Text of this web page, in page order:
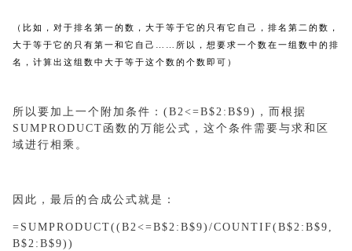
（比如，对于排名第一的数，大于等于它的只有它自己，排名第二的数，
大于等于它的只有第一和它自己……所以，想要求一个数在一组数中的排
名，计算出这组数中大于等于这个数的个数即可）
所以要加上一个附加条件：(B2<=B$2:B$9)，而根据
SUMPRODUCT函数的万能公式，这个条件需要与求和区
域进行相乘。
因此，最后的合成公式就是：
=SUMPRODUCT((B2<=B$2:B$9)/COUNTIF(B$2:B$9,
B$2:B$9))